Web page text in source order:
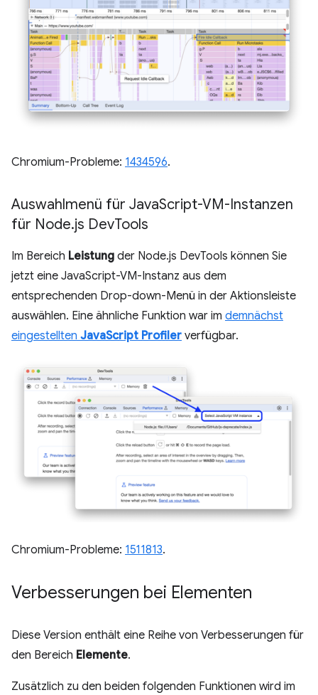
Chromium-Probleme: 1434596.
Auswahlmenü für JavaScript-VM-Instanzen
für Node.js DevTools
Im Bereich Leistung der Node.js DevTools können Sie
jetzt eine JavaScript-VM-Instanz aus dem
entsprechenden Drop-down-Menü in der Aktionsleiste
auswählen. Eine ähnliche Funktion war im demnächst
eingestellten JavaScript Profiler verfügbar.
Chromium-Probleme: 1511813.
Verbesserungen bei Elementen
Diese Version enthält eine Reihe von Verbesserungen für
den Bereich Elemente.
Zusätzlich zu den beiden folgenden Funktionen wird im